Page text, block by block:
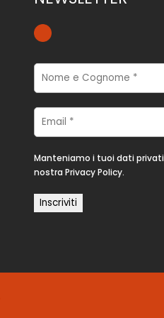
Manteniamo i tuoi dati privati
nostra Privacy Policy.